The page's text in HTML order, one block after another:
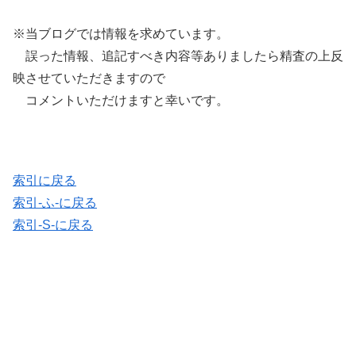
※当ブログでは情報を求めています。
誤った情報、追記すべき内容等ありましたら精査の上反
映させていただきますので
コメントいただけますと幸いです。
索引に戻る
索引-ふ-に戻る
索引-S-に戻る